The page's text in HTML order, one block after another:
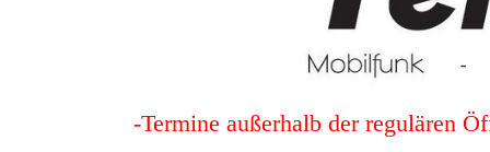
-Termine außerhalb der regulären